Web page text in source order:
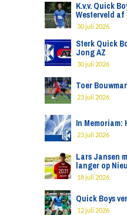
K.v.v. Quick
Westerveld af
30 juli 2026
Sterk Quick
Jong AZ
30 juli 2026
Toer
23 juli 2026
In Memoriam:
23 juli 2026
Lars Jansen
langer op
18 juli 2026
Quick Boys
12 juli 2026